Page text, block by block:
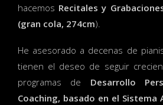
hacemos Recitales y
(gran cola, 274cm).
He asesorado a decenas de
tienen el deseo de seguir
programas de Desarrollo
Coaching, basado en el Sistema